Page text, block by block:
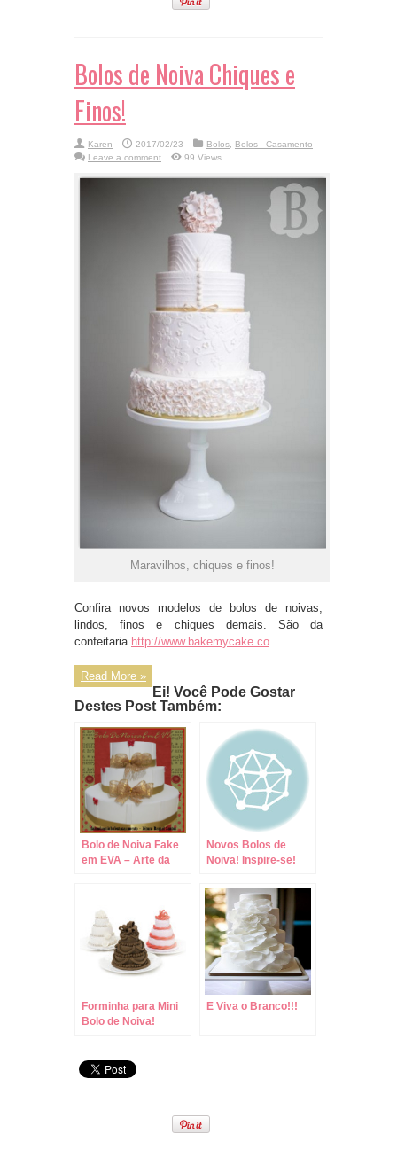
Bolos de Noiva Chiques e
Finos!
Karen 2017/02/23 Bolos, Bolos - Casamento
Leave a comment
99 Views
Maravilhos, chiques e finos!
Confira novos modelos de bolos de noivas,
lindos, finos e chiques demais. São da
confeitaria http://www.bakemycake.co
Read More »
Ei! Você Pode Gostar
Destes Post Também:
Bolo de Noiva Fake
em EVA – Arte da
Novos Bolos de
Noiva! Inspire-se!
Forminha para Mini
Bolo de Noiva!
E Viva o Branco!!!